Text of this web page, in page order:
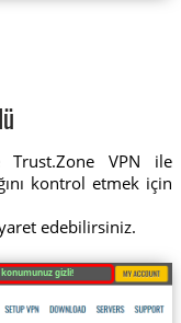
Trust.Zone VPN ile
kontrol etmek için
edebilirsiniz.
gizli!